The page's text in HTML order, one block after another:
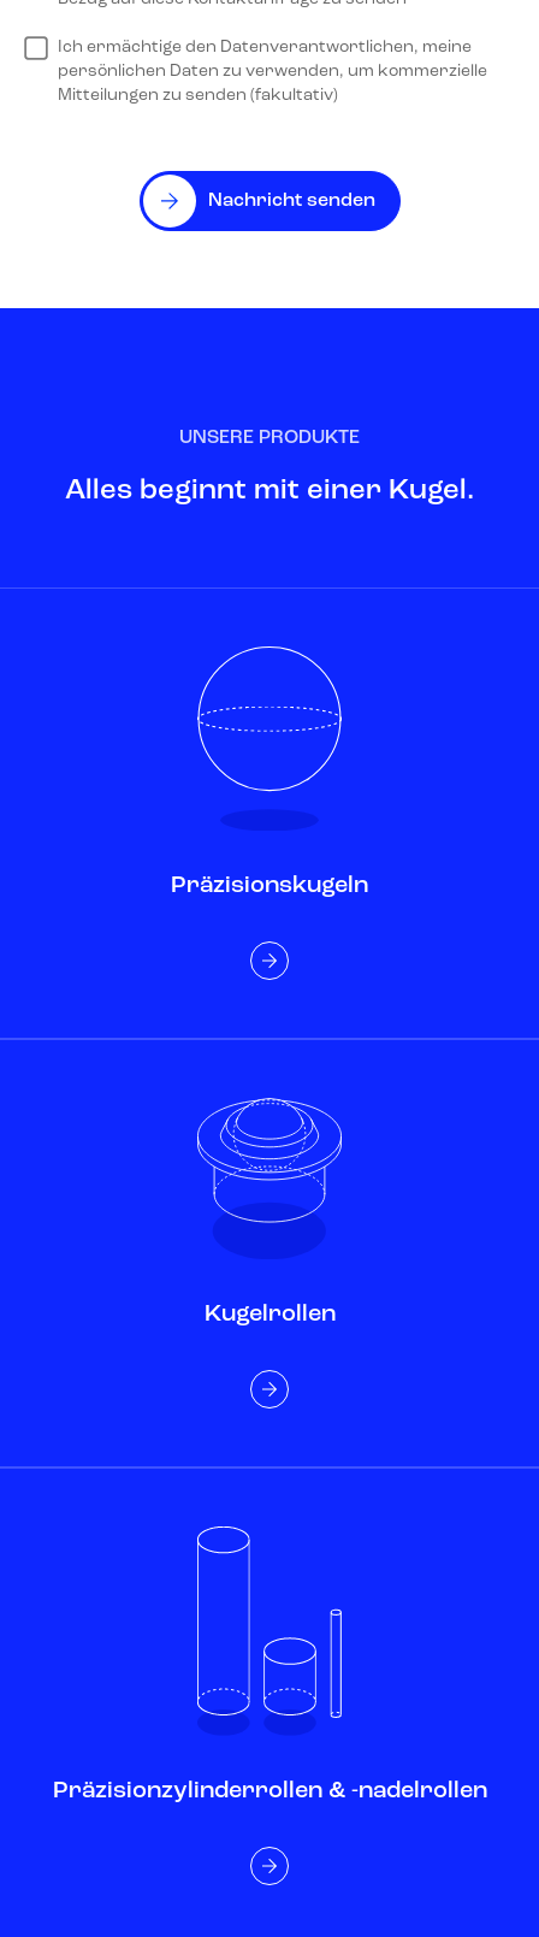
Ich ermächtige den Datenverantwortlichen, meine
persönlichen Daten zu verwenden, um kommerzielle
Mitteilungen zu senden (fakultativ)
Nachricht senden
UNSERE PRODUKTE
Alles beginnt mit einer Kugel.
Präzisionskugeln
Kugelrollen
Präzisionzylinderrollen & -nadelrollen